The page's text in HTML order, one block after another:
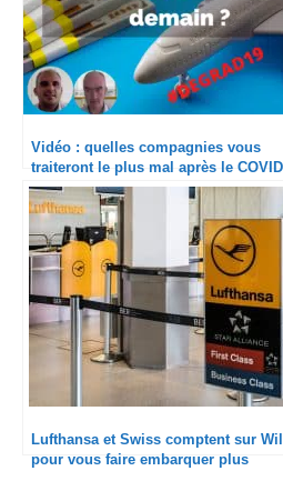
Vidéo : quelles compagnies vous
traiteront le plus mal après le
#DEGRAD19
Lufthansa et Swiss comptent sur
pour vous faire embarquer plus